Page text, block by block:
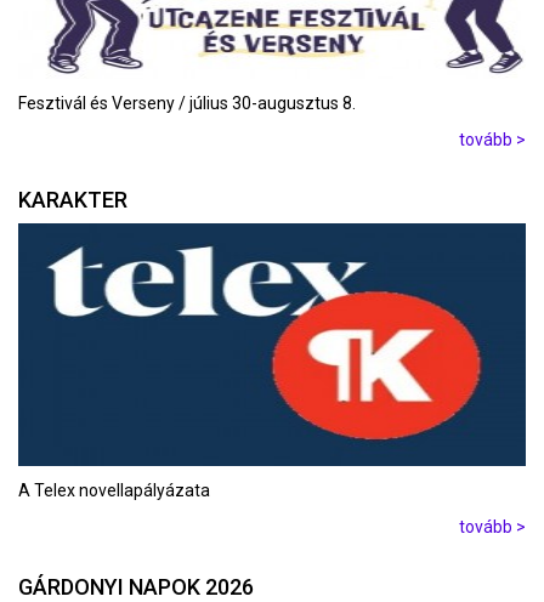
Fesztivál és Verseny / július 30-augusztus 8.
tovább >
KARAKTER
A Telex novellapályázata
tovább >
GÁRDONYI NAPOK 2026